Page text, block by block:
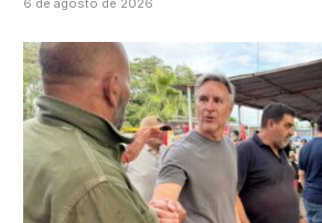
6 de agosto de 2026